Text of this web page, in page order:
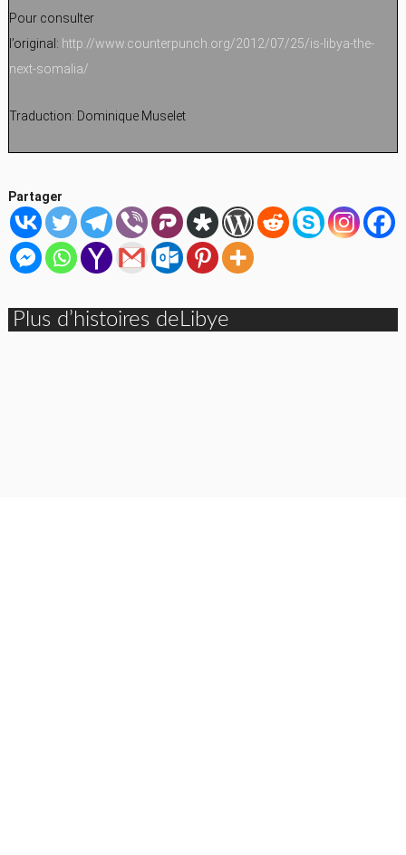
Pour consulter
l’original: http://www.counterpunch.org/2012/07/25/is-libya-the-
next-somalia/
Traduction: Dominique Muselet
Partager
Plus d’histoires deLibye